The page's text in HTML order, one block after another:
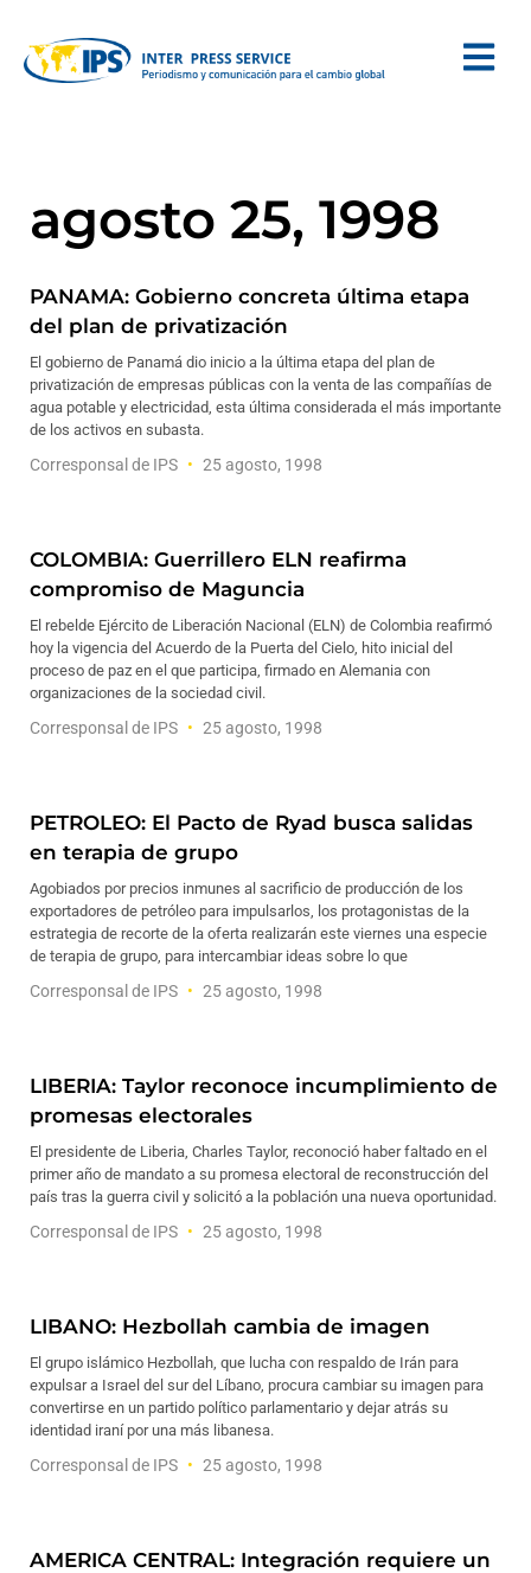
agosto 25, 1998
PANAMA: Gobierno concreta última etapa
del plan de privatización
El gobierno de Panamá dio inicio a la última etapa del plan de
privatización de empresas públicas con la venta de las compañías de
agua potable y electricidad, esta última considerada el más importante
de los activos en subasta.
Corresponsal de IPS 25 agosto, 1998
COLOMBIA: Guerrillero ELN reafirma
compromiso de Maguncia
El rebelde Ejército de Liberación Nacional (ELN) de Colombia reafirmó
hoy la vigencia del Acuerdo de la Puerta del Cielo, hito inicial del
proceso de paz en el que participa, firmado en Alemania con
organizaciones de la sociedad civil.
Corresponsal de IPS 25 agosto, 1998
PETROLEO: El Pacto de Ryad busca salidas
en terapia de grupo
Agobiados por precios inmunes al sacrificio de producción de los
exportadores de petróleo para impulsarlos, los protagonistas de la
estrategia de recorte de la oferta realizarán este viernes una especie
de terapia de grupo, para intercambiar ideas sobre lo que
Corresponsal de IPS 25 agosto, 1998
LIBERIA: Taylor reconoce incumplimiento de
promesas electorales
El presidente de Liberia, Charles Taylor, reconoció haber faltado en el
primer año de mandato a su promesa electoral de reconstrucción del
país tras la guerra civil y solicitó a la población una nueva oportunidad.
Corresponsal de IPS 25 agosto, 1998
LIBANO: Hezbollah cambia de imagen
El grupo islámico Hezbollah, que lucha con respaldo de Irán para
expulsar a Israel del sur del Líbano, procura cambiar su imagen para
convertirse en un partido político parlamentario y dejar atrás su
identidad iraní por una más libanesa.
Corresponsal de IPS 25 agosto, 1998
AMERICA CENTRAL: Integración requiere un